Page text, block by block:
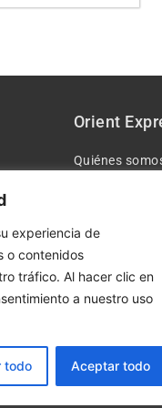
experiencia de
o contenidos
tráfico. Al hacer clic en
a nuestro uso
todo Aceptar todo
Orient
Quiénes
Condiciones
Política de
Política de
– Sáb de 10:00-13:30